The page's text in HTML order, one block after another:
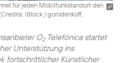
für jeden Mobilfunkstandort den
Credits: iStock / gorodenkoff,
O2Telefónica startet
Unterstützung ins
fortschrittlicher Künstlicher